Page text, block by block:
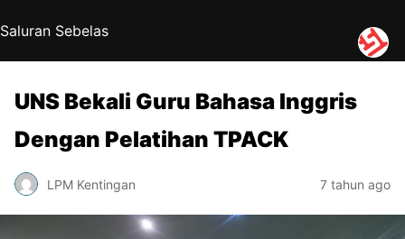
Saluran Sebelas
UNS Bekali Guru Bahasa Inggris
Dengan Pelatihan TPACK
LPM Kentingan 7 tahun ago